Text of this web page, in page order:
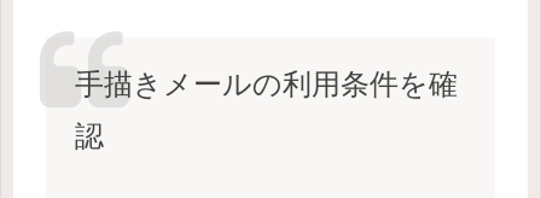
手描きメールの利用条件を確
認